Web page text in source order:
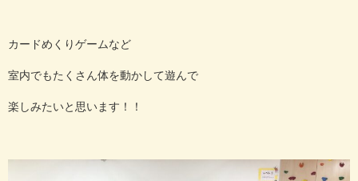
カードめくりゲームなど
室内でもたくさん体を動かして遊んで
楽しみたいと思います！！